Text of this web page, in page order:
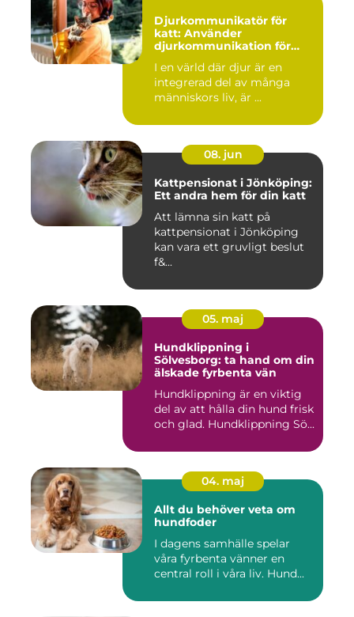
Djurkommunikatör för
katt: Använder
djurkommunikation för
I en värld där djur är en
integrerad del av många
människors liv, är ...
08. jun
Kattpensionat i Jönköping:
Ett andra hem för din katt
Att lämna sin katt på
kattpensionat i Jönköping
kan vara ett gruvligt beslut
f&...
05. maj
Hundklippning i
Sölvesborg: ta hand om din
älskade fyrbenta vän
Hundklippning är en viktig
del av att hålla din hund frisk
och glad. Hundklippning Sö...
04. maj
Allt du behöver veta om
hundfoder
I dagens samhälle spelar
våra fyrbenta vänner en
central roll i våra liv. Hund...